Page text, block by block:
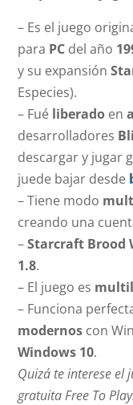
– Es el juego
para PC del año
y su expansión
Especies).
– Fué liberado en
desarrolladores
descargar y jugar
juede bajar desde
– Tiene modo
creando una
–Starcraft Brood
1.8.
– El juego es
– Funciona
modernos con
Windows 10.
Quizá te interese el
gratuita Free To Play.